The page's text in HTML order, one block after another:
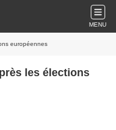
MENU
européennes
les élections